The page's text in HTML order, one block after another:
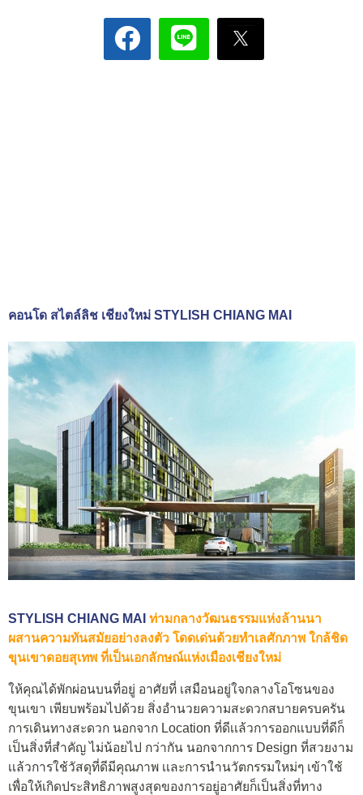
คอนโด สไตล์ลิช เชียงใหม่ STYLISH CHIANG MAI
STYLISH CHIANG MAI ท่ามกลางวัฒนธรรมแห่งล้านนา
ผสานความทันสมัยอย่างลงตัว โดดเด่นด้วยทําเลศักภาพ ใกล้ชิด
ขุนเขาดอยสุเทพ ที่เป็นเอกลักษณ์แห่งเมืองเชียงใหม่
ให้คุณได้พักผ่อนบนที่อยู่ อาศัยที่ เสมือนอยู่ใจกลางโอโซนของ
ขุนเขา เพียบพร้อมไปด้วย สิ่งอํานวยความสะดวกสบายครบครัน
การเดินทางสะดวก นอกจาก Location ที่ดีเเล้วการออกแบบที่ดีก็
เป็นสิ่งที่สําคัญ ไม่น้อยไป กว่ากัน นอกจากการ Design ที่สวยงาม
เเล้วการใช้วัสดุที่ดีมีคุณภาพ เเละการนํานวัตกรรมใหม่ๆ เข้าใช้
เพื่อให้เกิดประสิทธิภาพสูงสุดของการอยู่อาศัยก็เป็นสิ่งที่ทาง